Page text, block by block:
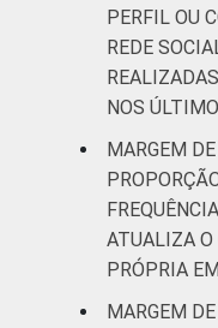
PERFIL OU
REDE
NOS
MARGEM
ATUALIZA O
PRÓPRIA
MARGEM